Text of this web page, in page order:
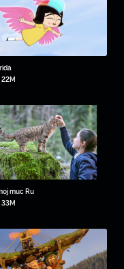
22M
muc Ru
33M